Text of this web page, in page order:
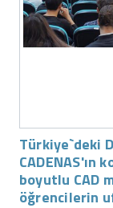
Türkiye`deki
CADENAS'ın
boyutlu CAD
öğrencilerin